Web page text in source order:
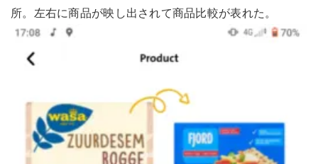
所。左右に商品が映し出されて商品比較が表れた。